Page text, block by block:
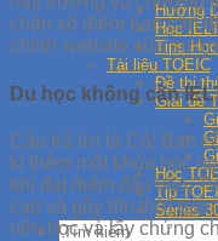
Hướng
Học
Tips
Tài liệu TOEIC
Đề thi
Giải đề
Học
Tip
Series
chắn số điểm bạn cần
chính website của
Du học không cần
Câu trả lời là Có! Bạn
kí thêm một khóa học
khi đạt điểm đầu vào.
cao và gây tốn thời
nên học và lấy chứng